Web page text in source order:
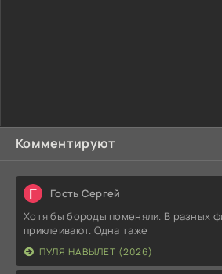
Комментируют
Г Гость Сергей
Хотя бы бороды поменяли. В разных
приклеивают. Одна таже
ПУЛЯ НАВЫЛЕТ (2026)